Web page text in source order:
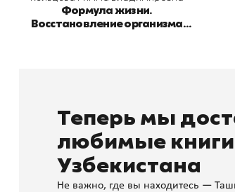
Формула жизни.
Восстановление организма
Теперь мы
любимые
Узбекистана
Не важно, где вы находитесь —